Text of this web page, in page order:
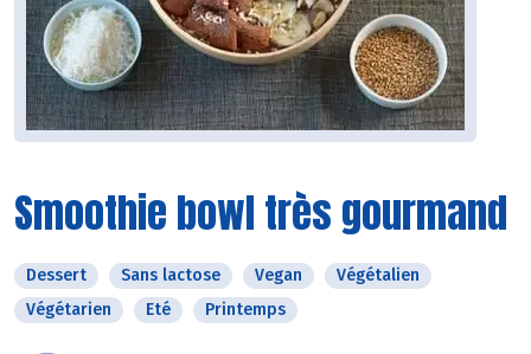
Smoothie bowl très gourmand
Dessert Sans lactose Vegan
Végétalien
Végétarien
Eté Printemps